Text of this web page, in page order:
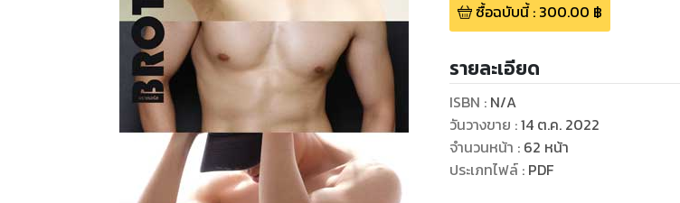
ซื้อฉบับนี้: 300.00 ฿
รายละเอียด
ISBN : N/A
วันวางขาย :14 ต.ค. 2022
จำนวนหน้า : 62 หน้า
ประเภทไฟล์: PDF